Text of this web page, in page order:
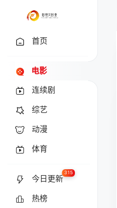
首页
电影
连续剧
综艺
动漫
体育
今日更新
315
热榜